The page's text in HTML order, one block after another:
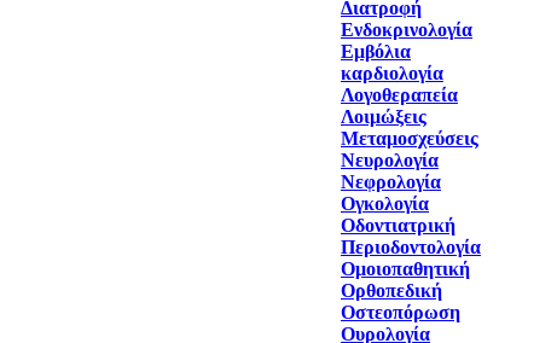
Διατροφή
Ενδοκρινολογία
Εμβόλια
καρδιολογία
Λογοθεραπεία
Λοιμώξεις
Μεταμοσχεύσεις
Νευρολογία
Νεφρολογία
Ογκολογία
Οδοντιατρική
Περιοδοντολογία
Ομοιοπαθητική
Ορθοπεδική
Οστεοπόρωση
Ουρολογία